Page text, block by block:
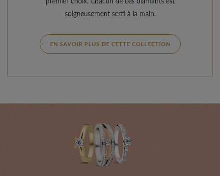
soigneusement serti à la main.
EN SAVOIR PLUS DE CETTE COLLECTION